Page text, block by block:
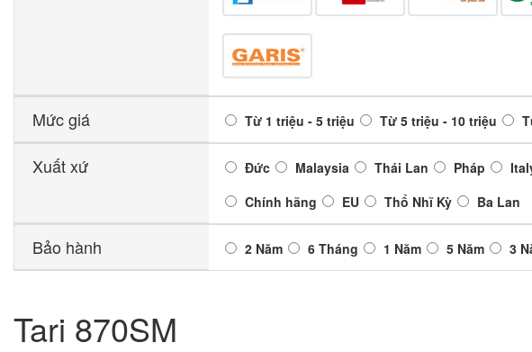
Mức giá Từ 1 triệu - 5 triệu Từ 5 triệu - 10 triệu
Xuất xứ Đức Malaysia Thái Lan Pháp
Chính hãng
EU Thổ Nhĩ Kỳ Ba Lan
Bảo hành 2 Năm 6 Tháng 1 Năm 5 Năm 3
Tari 870SM